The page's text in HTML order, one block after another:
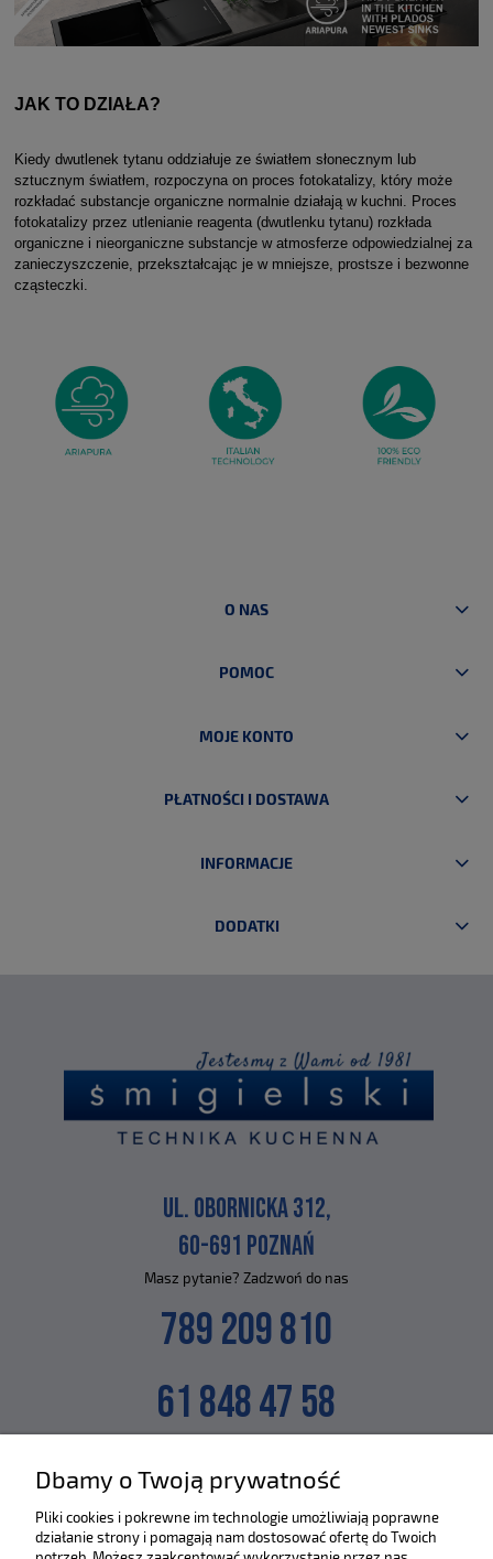
JAK TO DZIAŁA?
Kiedy dwutlenek tytanu oddziałuje ze światłem słonecznym lub
sztucznym światłem, rozpoczyna on proces fotokatalizy, który może
rozkładać substancje organiczne normalnie działają w kuchni. Proces
fotokatalizy przez utlenianie reagenta (dwutlenku tytanu) rozkłada
organiczne i nieorganiczne substancje w atmosferze odpowiedzialnej za
zanieczyszczenie, przekształcając je w mniejsze, prostsze i bezwonne
cząsteczki.
O NAS
POMOC
MOJE KONTO
PŁATNOŚCI I DOSTAWA
INFORMACJE
DODATKI
UL. OBORNICKA 312,
60-691 POZNAŃ
Masz pytanie? Zadzwoń do nas
789 209 810
61 848 47 58
SKLEP@ZLEWOZMYWAKI.PL
Poznaj nas bliżej :)
Dbamy o Twoją prywatność
Pliki cookies i pokrewne im technologie umożliwiają poprawne
działanie strony i pomagają nam dostosować ofertę do Twoich